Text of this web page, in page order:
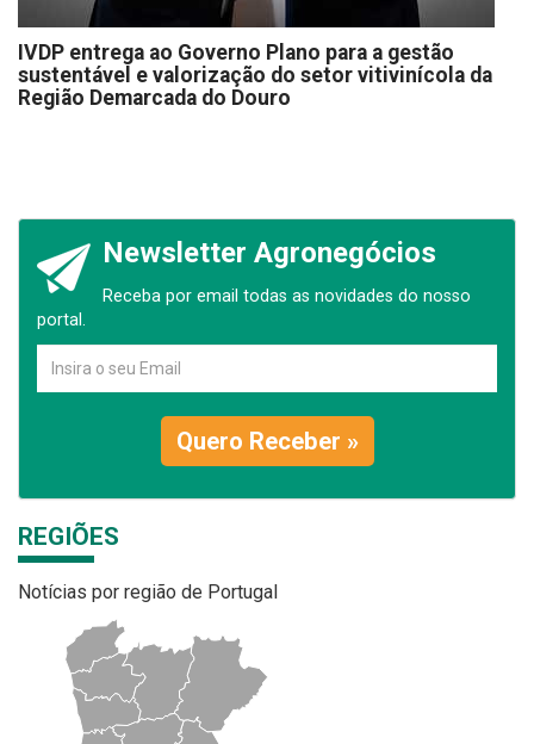
IVDP entrega ao Governo Plano para a gestão
sustentável e valorização do setor vitivinícola da
Região Demarcada do Douro
Newsletter Agronegócios
Receba por email todas as novidades do nosso
portal.
Quero Receber »
REGIÕES
Notícias por região de Portugal